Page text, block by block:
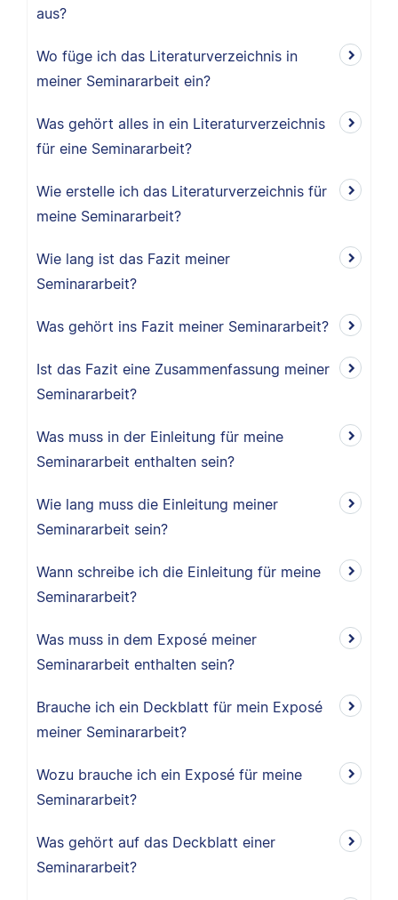
aus?
Wo füge ich das Literaturverzeichnis in
meiner Seminararbeit ein?
Was gehört alles in ein Literaturverzeichnis
für eine Seminararbeit?
Wie erstelle ich das Literaturverzeichnis für
meine Seminararbeit?
Wie lang ist das Fazit meiner
Seminararbeit?
Was gehört ins Fazit meiner Seminararbeit?
Ist das Fazit eine Zusammenfassung meiner
Seminararbeit?
Was muss in der Einleitung für meine
Seminararbeit enthalten sein?
Wie lang muss die Einleitung meiner
Seminararbeit sein?
Wann schreibe ich die Einleitung für meine
Seminararbeit?
Was muss in dem Exposé meiner
Seminararbeit enthalten sein?
Brauche ich ein Deckblatt für mein Exposé
meiner Seminararbeit?
Wozu brauche ich ein Exposé für meine
Seminararbeit?
Was gehört auf das Deckblatt einer
Seminararbeit?